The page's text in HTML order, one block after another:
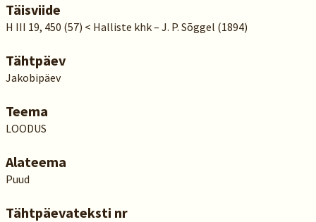
Täisviide
H III 19, 450 (57) < Halliste khk – J. P. Sõggel (1894)
Tähtpäev
Jakobipäev
Teema
LOODUS
Alateema
Puud
Tähtpäevateksti nr